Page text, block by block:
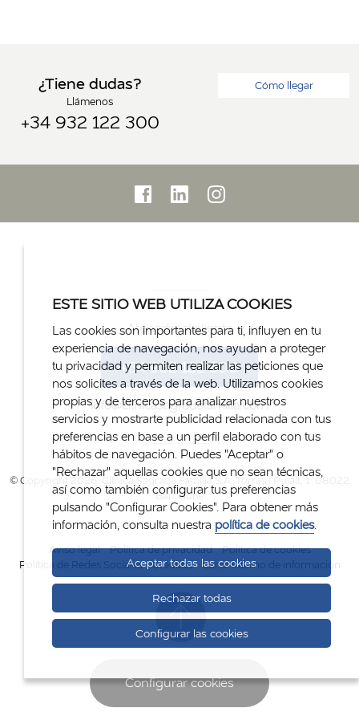
¿Tiene dudas?
Llámenos
+34 932 122 300
Cómo llegar
Atención al cliente
+34 932 122 300
info@clinicasagradafamilia.com
© Copyright 2026. Clínica Sagrada Família S.A. Torras i Pujalt, 1. 08022
Barcelona
Aviso legal Política de privacidad
Política de cookies
Política de Redes Sociales
Créditos Canal interno de información
Configurar cookies
ESTE SITIO WEB UTILIZA COOKIES
Las cookies son importantes para ti, influyen en tu
experiencia de navegación, nos ayudan a proteger
tu privacidad y permiten realizar las peticiones que
nos solicites a través de la web. Utilizamos cookies
propias y de terceros para analizar nuestros
servicios y mostrarte publicidad relacionada con tus
preferencias en base a un perfil elaborado con tus
hábitos de navegación. Puedes "Aceptar" o
"Rechazar" aquellas cookies que no sean técnicas,
así como también configurar tus preferencias
pulsando "Configurar Cookies". Para obtener más
información, consulta nuestra política de cookies.
Aceptar todas las cookies
Rechazar todas
Configurar las cookies